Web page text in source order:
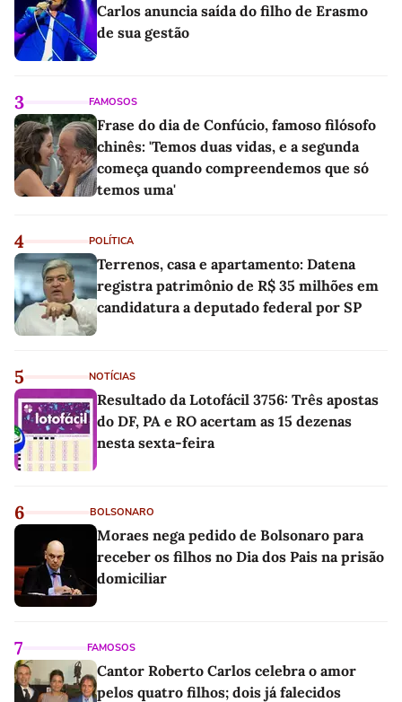
Carlos anuncia saída do filho de Erasmo
de sua gestão
3 FAMOSOS
Frase do dia de Confúcio, famoso filósofo
chinês: 'Temos duas vidas, e a segunda
começa quando compreendemos que só
temos uma'
4 POLÍTICA
Terrenos, casa e apartamento: Datena
registra patrimônio de R$ 35 milhões em
candidatura a deputado federal por SP
5 NOTÍCIAS
Resultado da Lotofácil 3756: Três apostas
do DF, PA e RO acertam as 15 dezenas
nesta sexta-feira
6 BOLSONARO
Moraes nega pedido de Bolsonaro para
receber os filhos no Dia dos Pais na prisão
domiciliar
7 FAMOSOS
Cantor Roberto Carlos celebra o amor
pelos quatro filhos; dois já falecidos